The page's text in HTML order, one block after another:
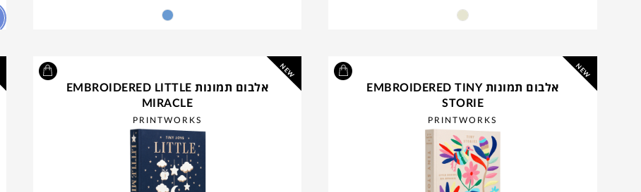
NEW
אלבום תמונות EMBROIDERED TINY
STORIE
PRINTWORKS
NEW
אלבום תמונות EMBROIDERED LITTLE
MIRACLE
PRINTWORKS